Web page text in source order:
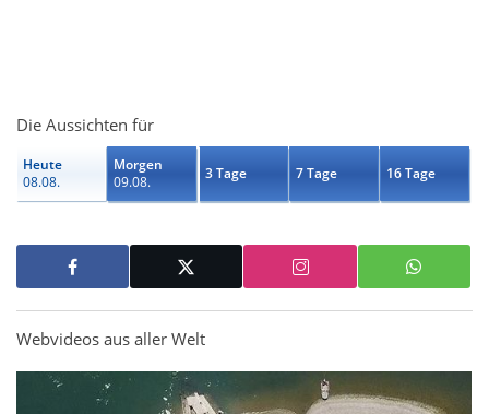
Die Aussichten für
Heute
08.08.
Morgen
09.08.
3 Tage 7 Tage 16 Tage
Webvideos aus aller Welt